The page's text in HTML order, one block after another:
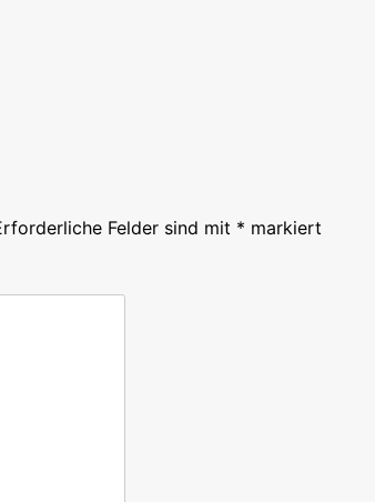
Felder sind mit * markiert